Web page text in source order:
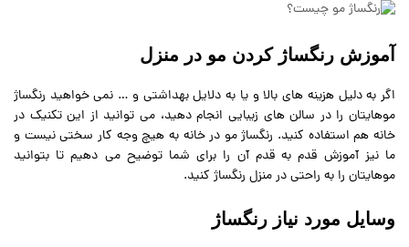
آموزش رنگساژ کردن مو در منزل
اگر به دلیل هزینه های بالا و یا به دلایل بهداشتی و … نمی خواهید رنگساژ
موهایتان را در سالن های زیبایی انجام دهید، می توانید از این تکنیک در
خانه هم استفاده کنید. رنگساژ مو در خانه به هیچ وجه کار سختی نیست و
ما نیز آموزش قدم به قدم آن را برای شما توضیح می دهیم تا بتوانید
موهایتان را به راحتی در منزل رنگساژ کنید.
وسایل مورد نیاز رنگساژ